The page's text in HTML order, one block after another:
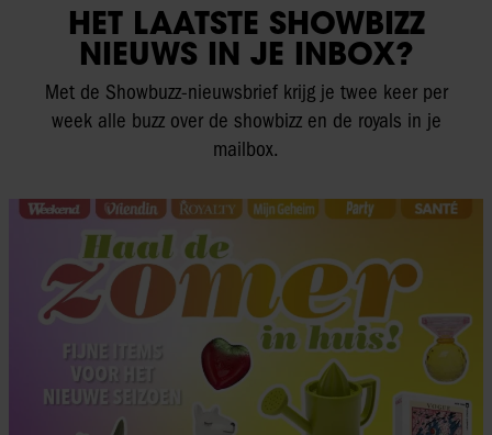
HET LAATSTE SHOWBIZZ
NIEUWS IN JE INBOX?
Met de Showbuzz-nieuwsbrief krijg je twee keer per
week alle buzz over de showbizz en de royals in je
mailbox.